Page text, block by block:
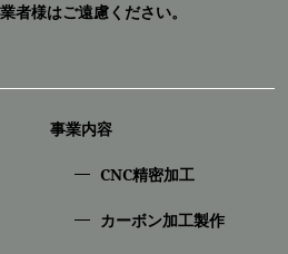
者様はご遠慮ください。
事業内容
CNC精密加⼯
カーボン加工製作